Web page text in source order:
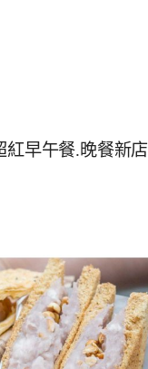
紅早午餐.晚餐新店